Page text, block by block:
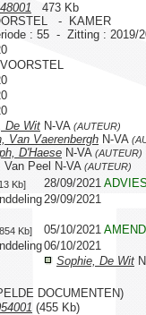
473 Kb
- KAMER
: 55 - Zitting : 2019/
De Wit N-VA (AUTEUR)
Van Vaerenbergh N-VA
D'Haese N-VA (AUTEUR)
Van Peel N-VA (AUTEUR)
Kb] 28/09/2021
29/09/2021
Kb] 05/10/2021
06/10/2021
Sophie, De Wit
DOCUMENTEN)
(455 Kb)